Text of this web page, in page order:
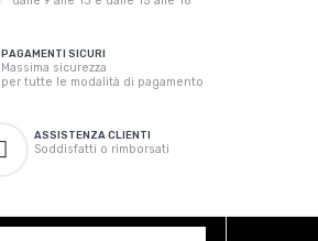
PAGAMENTI SICURI
Massima sicurezza
per tutte le modalità di pagamento
ASSISTENZA CLIENTI
Soddisfatti o rimborsati